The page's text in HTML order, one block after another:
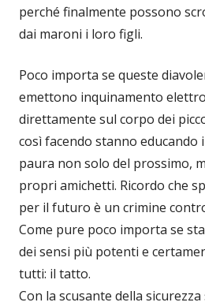
perché finalmente possono
dai maroni i loro figli.
Poco importa se queste
emettono inquinamento
direttamente sul corpo dei
così facendo stanno educando
paura non solo del prossimo,
propri amichetti. Ricordo che
per il futuro è un crimine
Come pure poco importa se
dei sensi più potenti e
tutti: il tatto.
Con la scusante della